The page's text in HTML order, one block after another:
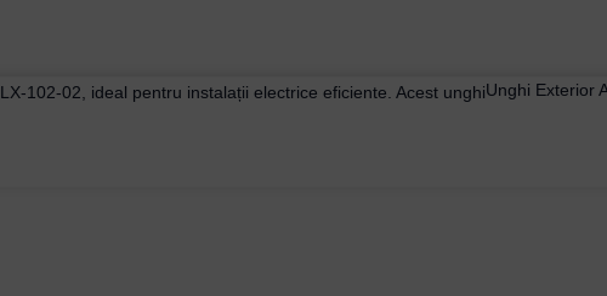
Unghi Exterior